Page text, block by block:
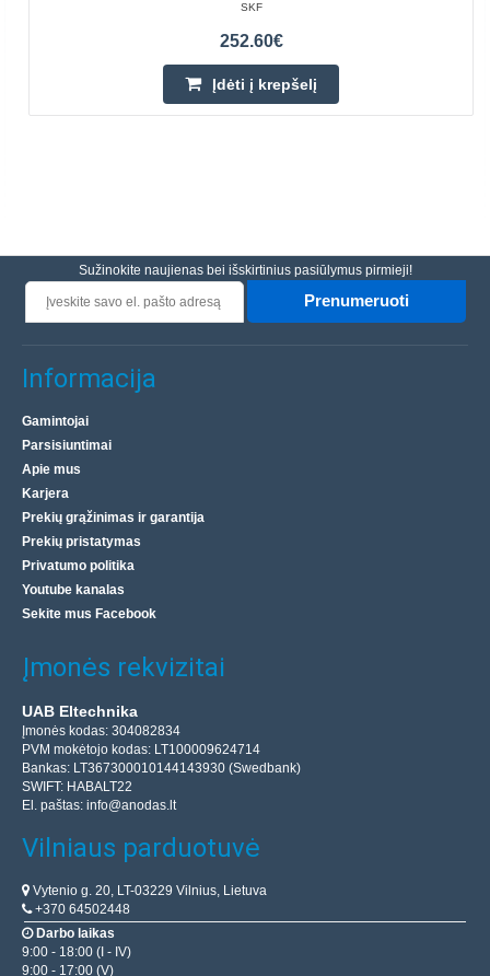
SKF
252.60€
Įdėti į krepšelį
Sužinokite naujienas bei išskirtinius pasiūlymus pirmieji!
Prenumeruoti
Informacija
Gamintojai
Parsisiuntimai
Apie mus
Karjera
Prekių grąžinimas ir garantija
Prekių pristatymas
Privatumo politika
Youtube kanalas
Sekite mus Facebook
Įmonės rekvizitai
UAB Eltechnika
Įmonės kodas: 304082834
PVM mokėtojo kodas: LT100009624714
Bankas: LT367300010144143930 (Swedbank)
SWIFT: HABALT22
El. paštas: info@anodas.lt
Vilniaus parduotuvė
Vytenio g. 20, LT-03229 Vilnius, Lietuva
+370 64502448
Darbo laikas
9:00 - 18:00 (I - IV)
9:00 - 17:00 (V)